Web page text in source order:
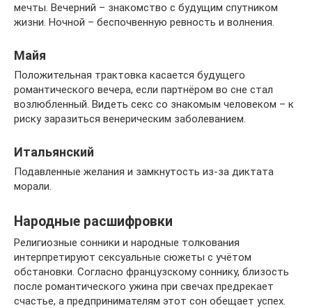
мечты. Вечерний – знакомство с будущим спутником
жизни. Ночной – беспочвенную ревность и волнения.
Майя
Положительная трактовка касается будущего
романтического вечера, если партнёром во сне стал
возлюбленный. Видеть секс со знакомым человеком – к
риску заразиться венерическим заболеванием.
Итальянский
Подавленные желания и замкнутость из-за диктата
морали.
Народные расшифровки
Религиозные сонники и народные толкования
интерпретируют сексуальные сюжеты с учётом
обстановки. Согласно французскому соннику, близость
после романтического ужина при свечах предрекает
счастье, а предпринимателям этот сон обещает успех.